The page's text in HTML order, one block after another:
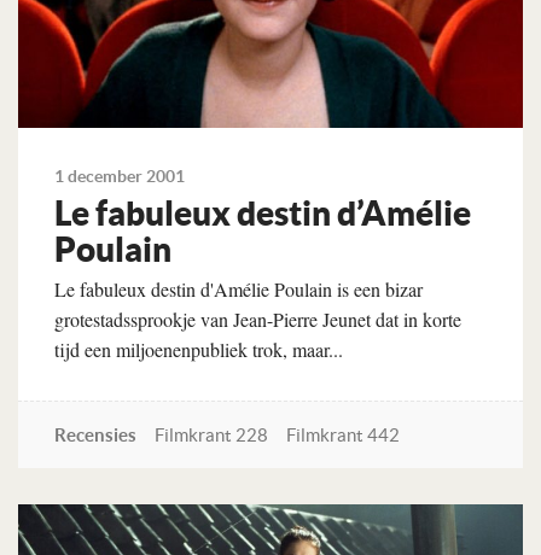
1 december 2001
Le fabuleux destin d’Amélie
Poulain
Le fabuleux destin d'Amélie Poulain is een bizar
grotestadssprookje van Jean-Pierre Jeunet dat in korte
tijd een miljoenenpubliek trok, maar...
Recensies Filmkrant 228 Filmkrant 442
Lees verder